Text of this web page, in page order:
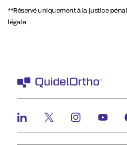
**Réservé uniquement à la justice
légale